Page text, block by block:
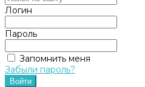
Логин
Пароль
Запомнить меня
Забыли пароль?